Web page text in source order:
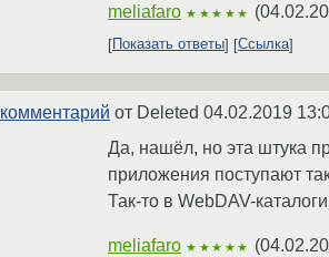
meliafaro ★★★★★ (
Показать ответы
Ссылка
комментарий от Deleted 04.02.2019
Да, нашёл, но эта штука
приложения поступают
Так-то в WebDAV-
meliafaro ★★★★★ (